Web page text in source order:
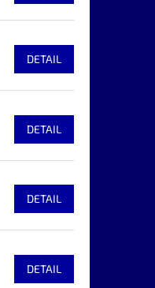
DETAIL
DETAIL
DETAIL
DETAIL